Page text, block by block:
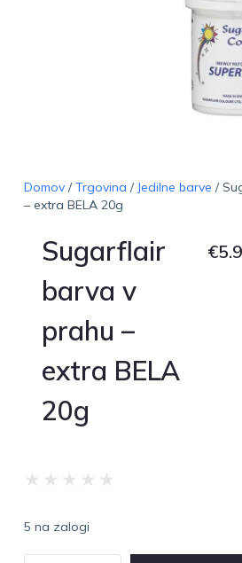
Domov/Trgovina / Jedilne barve /
– extra BELA 20g
Sugarflair
barva v
prahu –
extra BELA
20g
€
★ ★ ★ ★ ★
5 na zalogi